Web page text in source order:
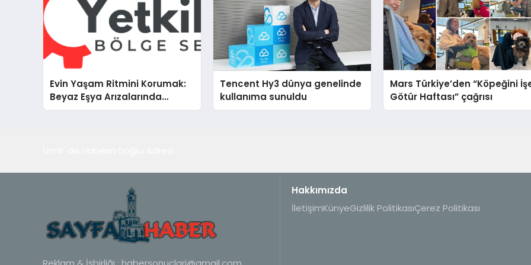
Evin Yaşam Ritmini Korumak:
Beyaz Eşya Arızalarında
Dürüst ve İnsan Odaklı Destek
Tencent Hy3 dünya genelinde
kullanıma sunuldu
Mars Türkiye’den “Köpeğini
Götür Haftası” çağrısı
Hakkımızda
İletişimKünyeGizlilik PolitikasıÇerez Politikası